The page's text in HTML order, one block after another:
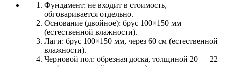
Фундамент: не входит в стоимость,
обговаривается отдельно.
Основание (двойное): брус 100×150 мм
(естественной влажности).
Лаги: брус 100×150 мм, через 60 см (естественной
влажности).
Черновой пол: обрезная доска, толщиной 20 — 22